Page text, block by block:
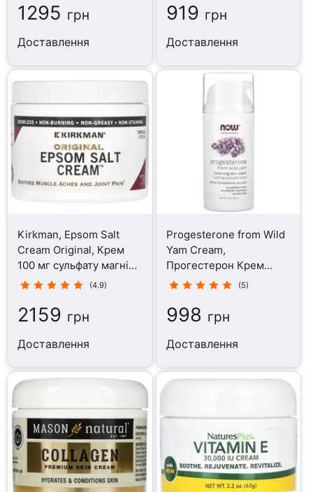
1295 грн
Доставлення
919 грн
Доставлення
Kirkman, Epsom Salt
Cream Original, Крем
100 мг сульфату магнію,
113 г
(4.9)
2159 грн
Доставлення
Progesterone from Wild
Yam Cream,
Прогестерон Крем
Дикий ямс, 85 г
(5)
998 грн
Доставлення